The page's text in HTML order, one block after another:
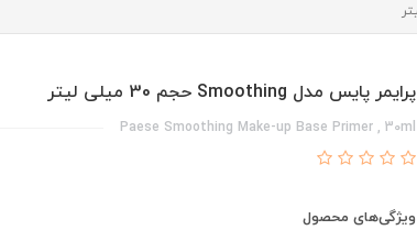
پرایمر پایس مدل Smoothing حجم 30 میلی لیتر
Paese Smoothing Make-up Base Primer , 30ml
ویژگی‌های محصول